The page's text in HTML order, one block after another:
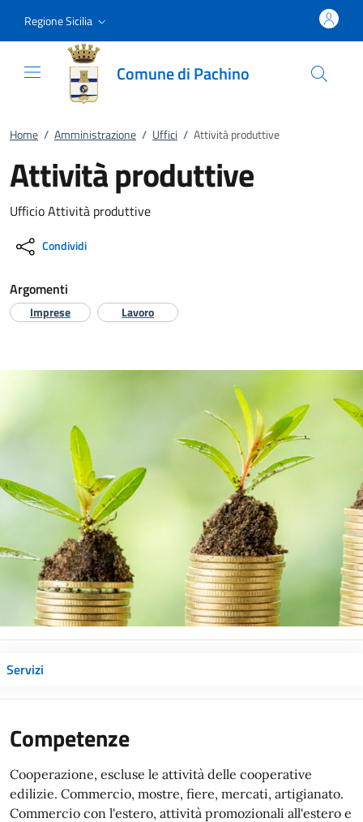
Regione Sicilia
Comune di Pachino
Home / Amministrazione / Uffici / Attività produttive
Attività produttive
Ufficio Attività produttive
Condividi
Argomenti
Imprese Lavoro
Servizi
Competenze
Cooperazione, escluse le attività delle cooperative
edilizie. Commercio, mostre, fiere, mercati, artigianato.
Commercio con l'estero, attività promozionali all'estero e